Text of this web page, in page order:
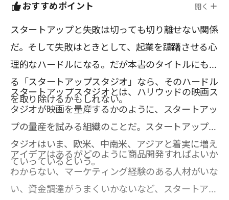
おすすめポイント 開く
スタートアップと失敗は切っても切り離せない関係
だ。そして失敗はときとして、起業を躊躇させる心
理的なハードルになる。だが本書のタイトルにもあ
る「スタートアップスタジオ」なら、そのハードル
を取り除けるかもしれない。
スタートアップスタジオとは、ハリウッドの映画ス
タジオが映画を量産するかのように、スタートアッ
プの量産を試みる組織のことだ。スタートアップス
タジオはいま、欧米、中南米、アジアと着実に増え
ていっているという。
アイデアはあるがどのように商品開発すればよいか
わからない、マーケティング経験のある人材がいな
い、資金調達がうまくいかないなど、スタートアッ